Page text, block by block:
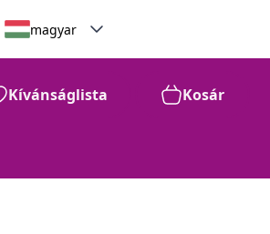
magyar
Kívánságlista Kosár